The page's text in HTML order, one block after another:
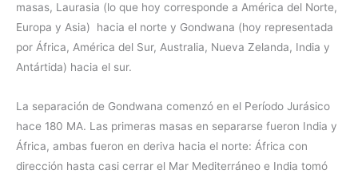
masas, Laurasia (lo que hoy corresponde a América del Norte,
Europa y Asia) hacia el norte y Gondwana (hoy representada
por África, América del Sur, Australia, Nueva Zelanda, India y
Antártida) hacia el sur.
La separación de Gondwana comenzó en el Período Jurásico
hace 180 MA. Las primeras masas en separarse fueron India y
África, ambas fueron en deriva hacia el norte: África con
dirección hasta casi cerrar el Mar Mediterráneo e India tomó